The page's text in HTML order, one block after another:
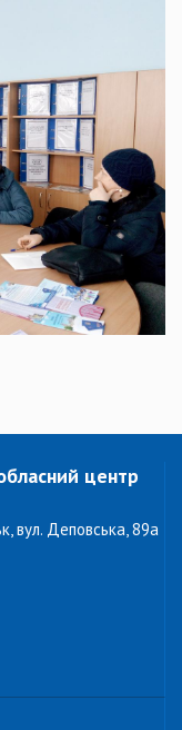
центр
вул. Деповська, 89а